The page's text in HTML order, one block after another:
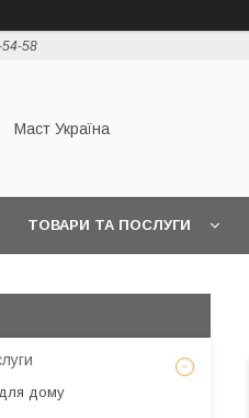
58
Маст Україна
ТОВАРИ ТА ПОСЛУГИ
дому